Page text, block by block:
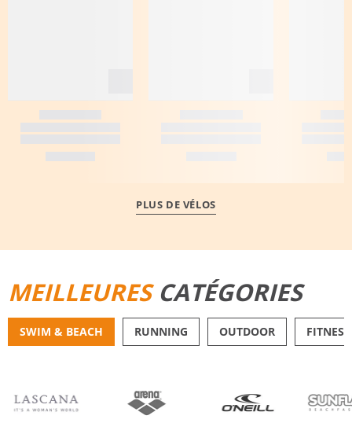
PLUS DE VÉLOS
MEILLEURESCATÉGORIES
SWIM & BEACH RUNNING OUTDOOR FITNESS